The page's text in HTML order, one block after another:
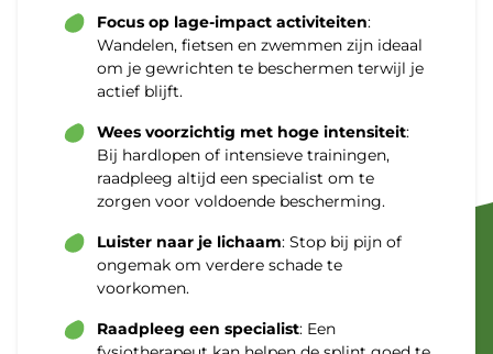
Focus op lage-impact activiteiten:
Wandelen, fietsen en zwemmen zijn ideaal
om je gewrichten te beschermen terwijl je
actief blijft.
Wees voorzichtig met hoge intensiteit:
Bij hardlopen of intensieve trainingen,
raadpleeg altijd een specialist om te
zorgen voor voldoende bescherming.
Luister naar je lichaam: Stop bij pijn of
ongemak om verdere schade te
voorkomen.
Raadpleeg een specialist: Een